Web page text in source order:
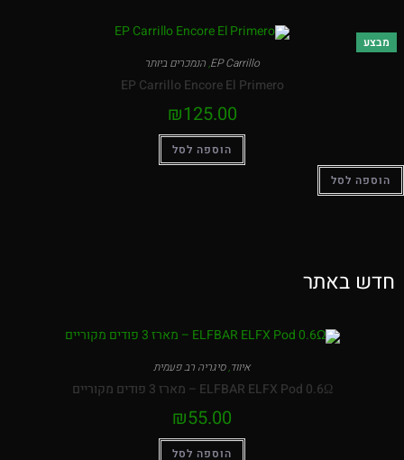
מבצע
EP Carrillo
,הנמכרים ביותר
EP Carrillo Encore El Primero
₪125.00
הוספה לסל
הוספה לסל
חדש באתר
איווד,סיגריה רב פעמית
ELFBAR ELFX Pod 0.6Ω – מארז 3 פודים מקוריים
₪55.00
הוספה לסל